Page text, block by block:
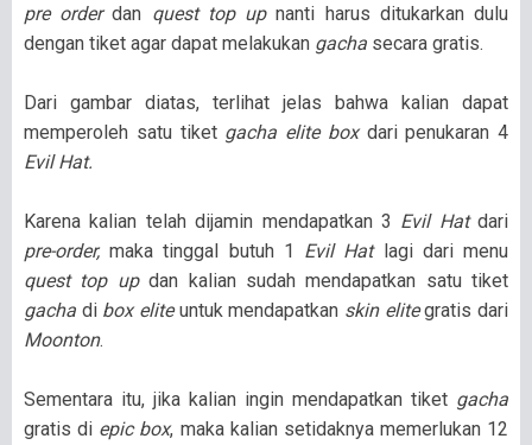
pre orderdan quest top upnanti harus ditukarkan dulu
dengan tiket agar dapat melakukan gacha secara gratis.
Dari gambar diatas, terlihat jelas bahwa kalian dapat
memperoleh satu tiket gacha elite boxdari penukaran 4
Evil Hat.
Karena kalian telah dijamin mendapatkan 3 Evil Hat dari
pre-order,maka tinggal butuh 1 Evil Hatlagi dari menu
quest top updan kalian sudah mendapatkan satu tiket
gacha di box eliteuntuk mendapatkan skin elitegratis dari
Moonton.
Sementara itu, jika kalian ingin mendapatkan tiket gacha
gratis di epic box, maka kalian setidaknya memerlukan 12